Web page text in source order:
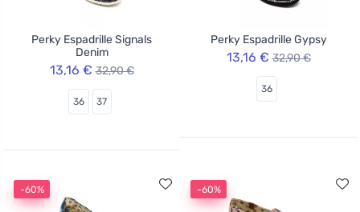
Perky Espadrille Signals
Denim
13,16 € 32,90 €
36 37
Perky Espadrille Gypsy
13,16 € 32,90 €
36
-60% -60%